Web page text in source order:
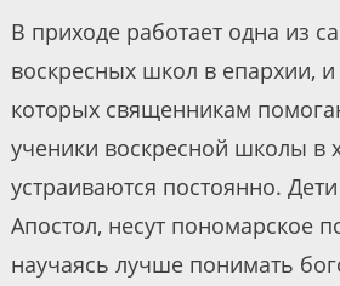
В приходе работает одна из
воскресных школ в епархии,
которых священникам
ученики воскресной школы в
устраиваются постоянно.
Апостол, несут пономарское
научаясь лучше понимать